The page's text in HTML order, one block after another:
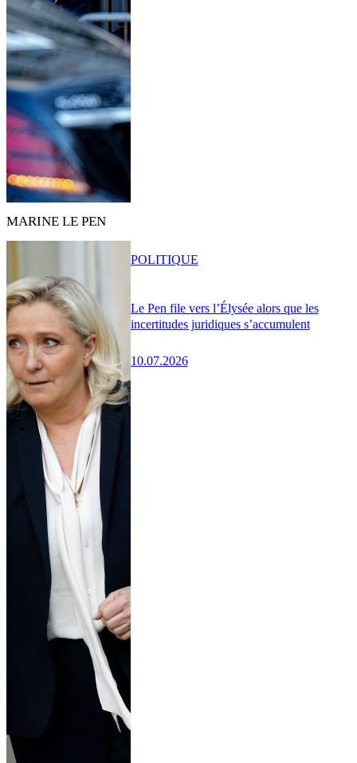
MARINE LE PEN
Le Pen file vers l’Élysée alors que les
incertitudes juridiques s’accumulent
10.07.2026
POLITIQUE